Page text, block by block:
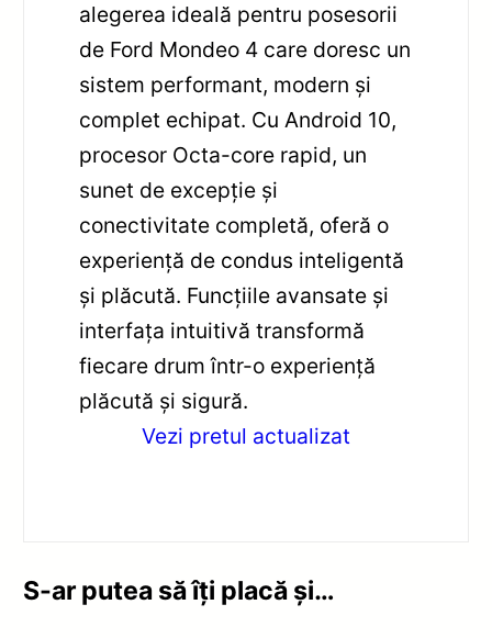
alegerea ideală pentru posesorii
de Ford Mondeo 4 care doresc un
sistem performant, modern și
complet echipat. Cu Android 10,
procesor Octa-core rapid, un
sunet de excepție și
conectivitate completă, oferă o
experiență de condus inteligentă
și plăcută. Funcțiile avansate și
interfața intuitivă transformă
fiecare drum într-o experiență
plăcută și sigură.
Vezi pretul actualizat
S-ar putea să îți placă și…